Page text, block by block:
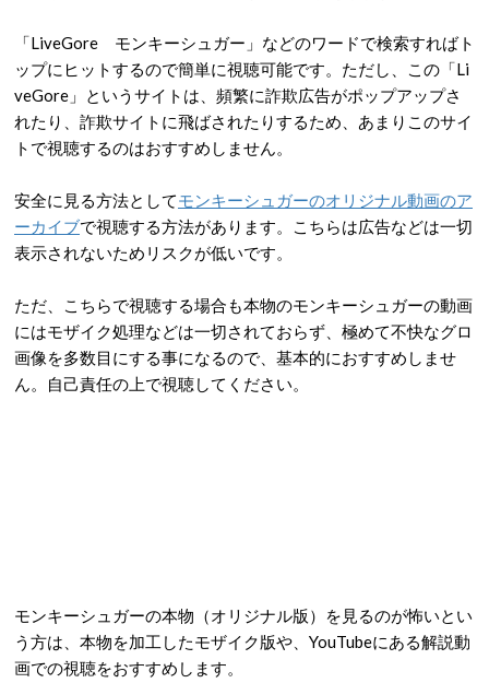
「LiveGore モンキーシュガー」などのワードで検索すればト
ップにヒットするので簡単に視聴可能です。ただし、この「Li
veGore」というサイトは、頻繁に詐欺広告がポップアップさ
れたり、詐欺サイトに飛ばされたりするため、あまりこのサイ
トで視聴するのはおすすめしません。
安全に見る方法としてモンキーシュガーのオリジナル動画のア
ーカイブで視聴する方法があります。こちらは広告などは一切
表示されないためリスクが低いです。
ただ、こちらで視聴する場合も本物のモンキーシュガーの動画
にはモザイク処理などは一切されておらず、極めて不快なグロ
画像を多数目にする事になるので、基本的におすすめしませ
ん。自己責任の上で視聴してください。
モンキーシュガーの本物（オリジナル版）を見るのが怖いとい
う方は、本物を加工したモザイク版や、YouTubeにある解説動
画での視聴をおすすめします。